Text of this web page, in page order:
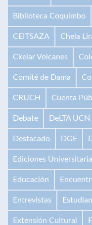
Biblioteca Coquimbo
CEITSAZA Chela
Ckelar Volcanes
Comité de Dama
CRUCH Cuenta
Debate DeLTA UCN
Destacado DGE
Ediciones
Educación
Entrevistas
Extensión Cultural